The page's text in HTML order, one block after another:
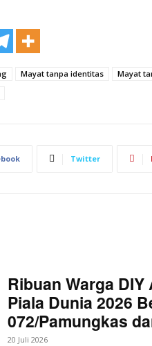
Mayat tanpa identitas
Mayat
Twitter
Ribuan Warga
Piala Dunia 2026
072/Pamungkas
20 Juli 2026